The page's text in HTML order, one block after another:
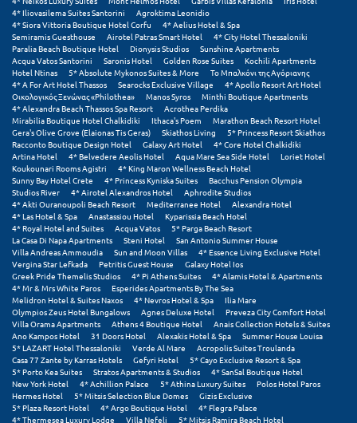
Ξυλόκαστρο
Ο
Ορεινή Αρκαδία
Ορεινή Ναυπακτία
Π
Πάλαιρος
Παξοί
Παραλία Κατερίνης
Παραλία Λιτοχώρου
Παράλιο Άστρος
Πάργα
Παρνασσός
Πάρος
4* Iliovasilema Suites Santorini
Agroktima Leonidio
4* Siora Vittoria Boutique Hotel Corfu
4* Aelius Hotel & Spa
Semiramis Guesthouse
Airotel Patras Smart Hotel
4* City Hotel Thessaloniki
Paralia Beach Boutique Hotel
Dionysis Studios
Sunshine Apartments
Acqua Vatos Santorini
Saronis Hotel Golden Rose Suites
Kochili Apartments
Hotel Ntinas
5* Absolute Mykonos Suites & More
Το Μπαλκόνι της Αγόριανης
4* A For Art Hotel Thassos
Searocks Exclusive Village
4* Apollo Resort Art Hotel
Οικολογικός Ξενώνας «Philothea»
Manos Syros
Minthi Boutique Apartments
4* Alexandra Beach Thassos Spa Resort
Acrothea Perdika
Mirabilia Boutique Hotel Chalkidiki
Ithaca's Poem
Marathon Beach Resort Hotel
Gera's Olive Grove (Elaionas Tis Geras)
Skiathos Living
5* Princess Resort Skiathos
Racconto Boutique Design Hotel
Galaxy Art Hotel
4* Core Hotel Chalkidiki
Artina Hotel
4* Belvedere Aeolis Hotel Aqua Mare Sea Side Hotel
Loriet Hotel
Koukounari Rooms Agistri
4* King Maron Wellness Beach Hotel
Sunny Bay Hotel Crete
4* Princess Kyniska Suites
Bacchus Pension Olympia
Studios River
4* Airotel Alexandros Hotel
Aphrodite Studios
4* Akti Ouranoupoli Beach Resort
Mediterranee Hotel
Alexandra Hotel
4* Las Hotel & Spa
Anastassiou Hotel
Kyparissia Beach Hotel
4* Royal Hotel and Suites
Acqua Vatos
5* Parga Beach Resort
La Casa Di Napa Apartments
Steni Hotel
San Antonio Summer House
Villa Andreas Ammoudia
Sun and Moon Villas
4* Essence Living Exclusive Hotel
Vergina Star Lefkada
Petritis Guest House
Galaxy Hotel Ios
Greek Pride Themelis Studios
4* Pi Athens Suites
4* Alamis Hotel & Apartments
4* Mr & Mrs White Paros
Esperides Apartments By The Sea
Melidron Hotel & Suites Naxos
4* Nevros Hotel & Spa
Ilia Mare
Olympios Zeus Hotel Bungalows
Agnes Deluxe Hotel
Preveza City Comfort Hotel
Villa Orama Apartments
Athens 4 Boutique Hotel
Anais Collection Hotels & Suites
Ano Kampos Hotel
31 Doors Hotel Alexakis Hotel & Spa
Summer House Louisa
5* LAZART Hotel Thessaloniki
Verde Al Mare
Acropolis Suites Troulanda
Casa 77 Zante by Karras Hotels
Gefyri Hotel
5* Cayo Exclusive Resort & Spa
5* Porto Kea Suites
Stratos Apartments & Studios
4* SanSal Boutique Hotel
New York Hotel
4* Achillion Palace 5* Athina Luxury Suites
Polos Hotel Paros
Hermes Hotel
5* Mitsis Selection Blue Domes
Gizis Exclusive
5* Plaza Resort Hotel
4* Argo Boutique Hotel
4* Flegra Palace
4* Thermesea Luxury Lodge
Villa Nefeli
5* Mitsis Ramira Beach Hotel